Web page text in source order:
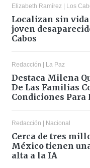
Elizabeth Ramírez | Los
Localizan sin
joven
Cabos
Redacción | La Paz
Destaca Milena
De Las Familias
Condiciones Para
Redacción | Nacional
Cerca de tres
México tienen
alta a la IA